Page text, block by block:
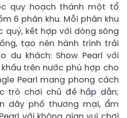
quy hoạch thành một tổ
6 phân khu. Mỗi phân khu
quý, kết hợp với dòng sông
tạo nên hành trình trải
du khách: Show Pearl với
trên nước phù hợp cho
Pearl mang phong cách
trò chơi chủ đề hấp dẫn;
dãy phố thương mại, ẩm